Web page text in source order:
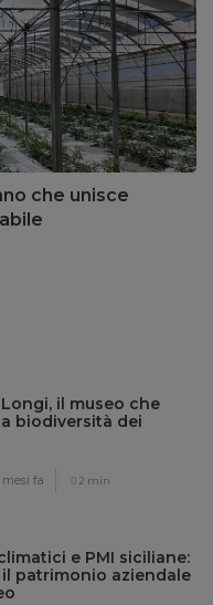
che unisce
il museo che
biodiversità dei
mesi fa 2 min
e PMI siciliane:
patrimonio aziendale